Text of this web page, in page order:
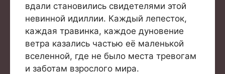
вдали становились свидетелями этой
невинной идиллии. Каждый лепесток,
каждая травинка, каждое дуновение
ветра казались частью её маленькой
вселенной, где не было места тревогам
и заботам взрослого мира.